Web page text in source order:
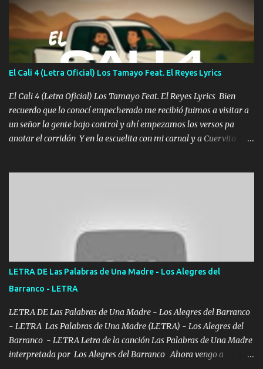
Un gallardo me prendo Para agarrar el vuelo y la mente y
tranquilizando Tomense un buen trago Y así es como empezamos
los versos que voy cantando (Music) A vido alta y bajas La carreta
se atora Pero nunca le aflojamos Ya me han pasado cosas Y
aunque ustedes no sepan Pero la vida es muy corta Hay que
echarle chingazos Y seguir trabajando porque nada es...
El Cali 4 (Letra Oficial) Los Tamayo Feat. El Reyes Lyrics
El Cali 4 (Letra Oficial) Los Tamayo Feat. El Reyes Lyrics Bien
recuerdo que lo conocí empecherado me recibió fuimos a visitar a
un señor la gente bajo control y ahí empezamos los versos pa
anotar el corridón Y en la escuelita con mi carnal y a Cuervito
verde se le extraña pa que sepan Aquí Pura GENTE DE LA RANA 🐸
POR CLAVE ES EL CALI 4 EN LA CIUDAD TIJUANA Música Al
tirante andamos mi carnal atento a cualquier necesidad no porque
se ve limpio el camino nos confiamos al andar y nunca con la
misma piedra me vuelvo a tropezar Cuando ando de enamorado
en corto me tiró a per...
LETRA DE Las Palabras de Una Madre - Los Alegres del
Barranco - LETRA
LETRA DE Las Palabras de Una Madre - Los Alegres del Barranco
- LETRA Las Palabras de Una Madre (LETRA) - Los Alegres del
Barranco - LETRA Letra de la canción Las Palabras de Una Madre
interpretada por Los Alegres del Barranco Ahora vengo a